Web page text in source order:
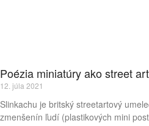
Poézia miniatúry ako street art
12. júla 2021
Slinkachu je britský streetartový
zmenšenín ľudí (plastikových mini